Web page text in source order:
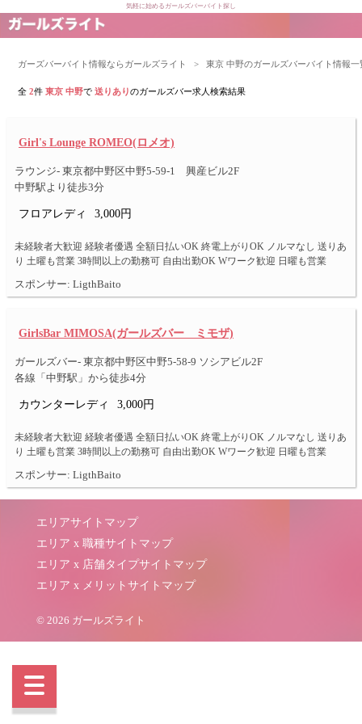
気軽に始めるガールズバーバイト探し
ガーズバーバイト情報ならガールズライト > 東京 中野のガールズバーバイト情報一
全2件東京 中野で送りありのガールズバー求人検索結果
Girl's Lounge ROMEO(ロメオ)
ラウンジ- 東京都中野区中野5-59-1 興産ビル2F
中野駅より徒歩3分
フロアレディ 3,000円
未経験者大歓迎 経験者優遇 全額日払いOK 終電上がりOK ノルマなし 送りあ
り 土曜も営業 3時間以上の勤務可 自由出勤OK Wワーク歓迎 日曜も営業
スポンサー: LigthBaito
GirlsBar MIMOSA(ガールズバー ミモザ)
ガールズバー- 東京都中野区中野5-58-9 ソシアビル2F
各線「中野駅」から徒歩4分
カウンターレディ 3,000円
未経験者大歓迎 経験者優遇 全額日払いOK 終電上がりOK ノルマなし 送りあ
り 土曜も営業 3時間以上の勤務可 自由出勤OK Wワーク歓迎 日曜も営業
スポンサー: LigthBaito
エリアサイトマップ
エリア x 職種サイトマップ
エリア x 店舗タイプサイトマップ
エリア x メリットサイトマップ
© 2026 ガールズライト